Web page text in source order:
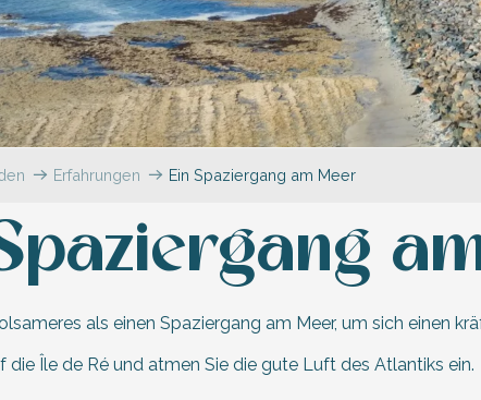
Erfahrungen Ein Spaziergang am Meer
als einen Spaziergang am Meer, um sich einen
die Île de Ré und atmen Sie die gute Luft des Atlantiks ein.